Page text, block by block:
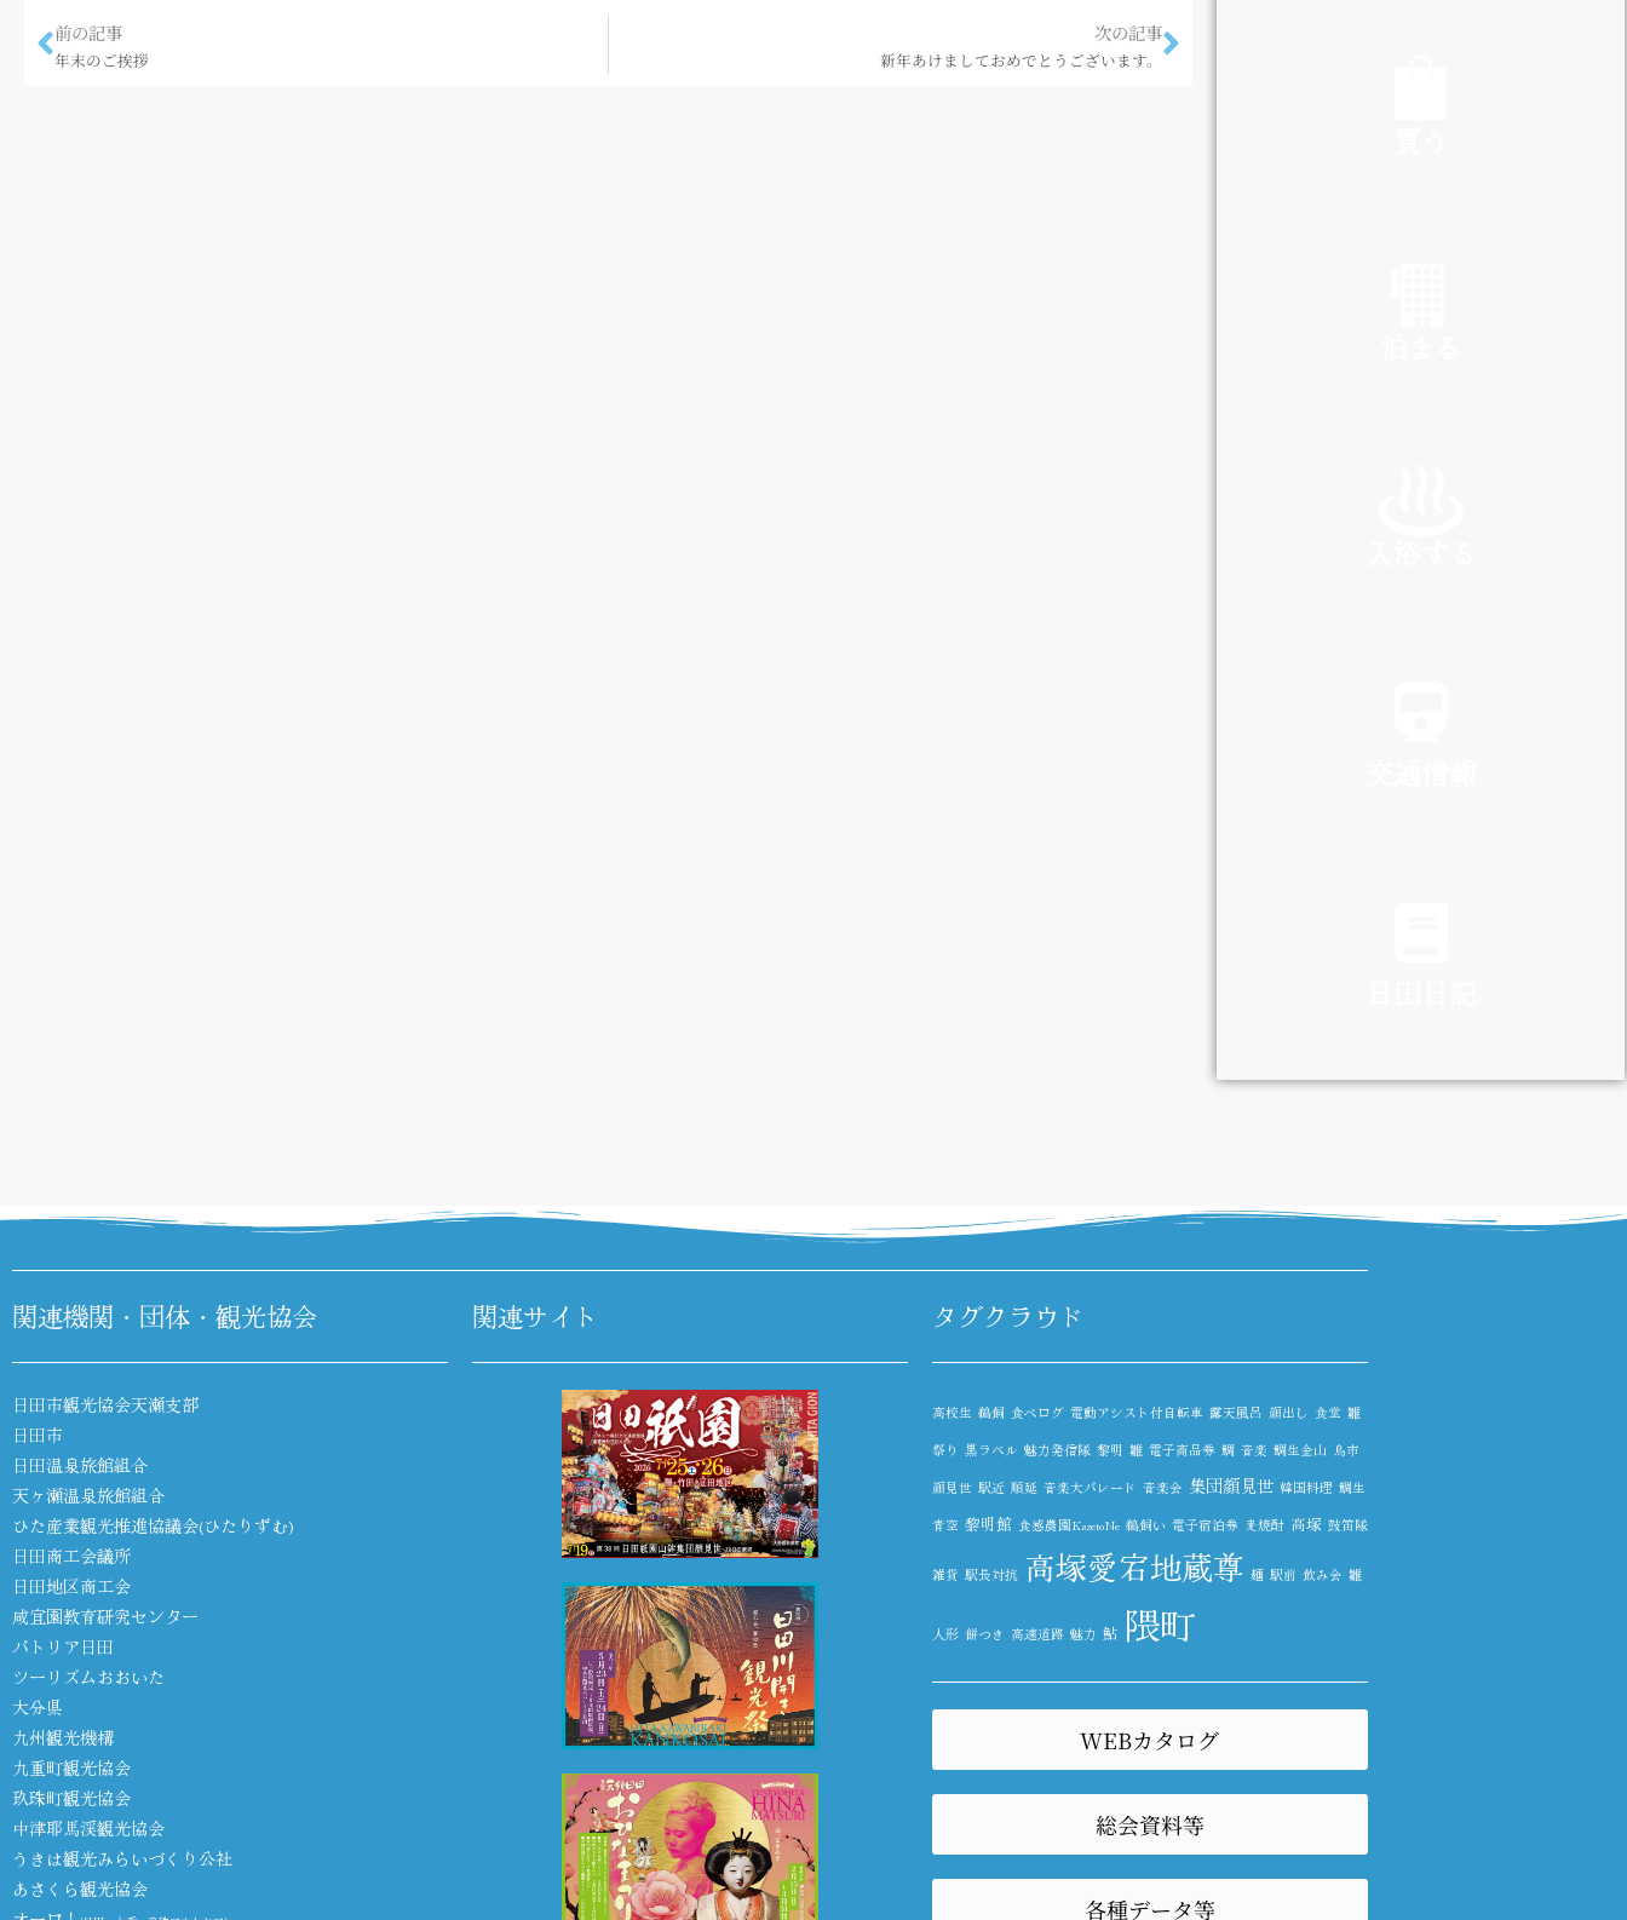
前の記事
年末のご挨拶
次の記事
新年あけましておめでとうございます。
DIARY
関連機関・団体・観光協会
日田市観光協会天瀬支部
日田市
日田温泉旅館組合
天ヶ瀬温泉旅館組合
ひた産業観光推進協議会(ひたりずむ)
日田商工会議所
日田地区商工会
咸宜園教育研究センター
パトリア日田
ツーリズムおおいた
大分県
九州観光機構
九重町観光協会
玖珠町観光協会
中津耶馬渓観光協会
うきは観光みらいづくり公社
あさくら観光協会
関連サイト タグクラウド
高校生 鵜飼 食べログ 電動アシスト付自転車 露天風呂 顔出し 食堂 雛
祭り 黒ラベル 魅力発信隊 黎明 雛 電子商品券 鯛 音楽 鯛生金山 鳥市
顔見世 駅近 順延 音楽大パレード 音楽会 集団顔見世 韓国料理 鯛生
青空 黎明館 食感農園KazetoNe 鵜飼い 電子宿泊券 麦焼酎 高塚 鼓笛隊
雑貨 駅長対抗 高塚愛宕地蔵尊 麺 駅前 飲み会 雛
人形 餅つき 高速道路 魅力 鮎 隈町
WEBカタログ
総会資料等
各種データ等